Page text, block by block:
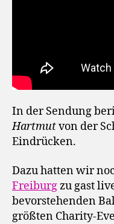
In der Sendung
Hartmutvon der
Eindrücken.
Dazu hatten wir
Freiburgzu gast
bevorstehenden
größten Charity-